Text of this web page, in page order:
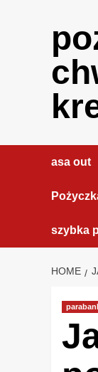
asa out
szybka
HOME